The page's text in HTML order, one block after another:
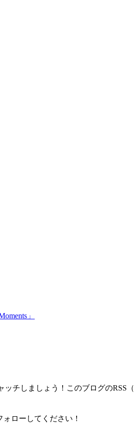
」
チしましょう！このブログのRSS（
ォローしてください！